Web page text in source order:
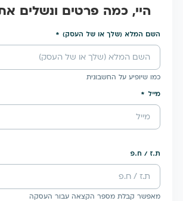
היי, כמה פרטים ונשלים
השם המלא (שלך או של העסק)
כמו שיופיע על החשבונית
מייל
ת.ז / ח.פ
מאפשר קבלת מספר הקצאה עבור העסקה